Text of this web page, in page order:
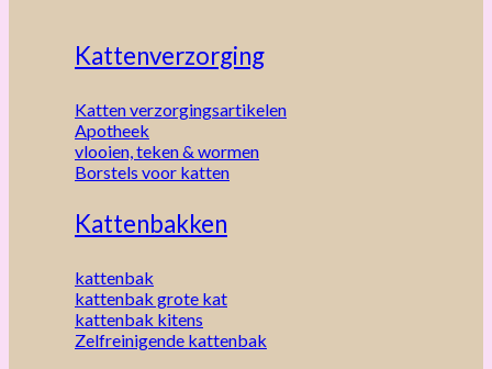
Kattenverzorging
Katten verzorgingsartikelen
Apotheek
vlooien, teken & wormen
Borstels voor katten
Kattenbakken
kattenbak
kattenbak grote kat
kattenbak kitens
Zelfreinigende kattenbak